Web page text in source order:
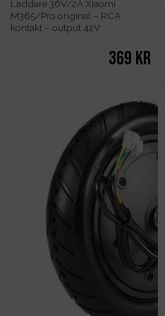
Laddare 36V/2A Xiaomi
M365/Pro original – RCA
kontakt – output 42V
369 kr